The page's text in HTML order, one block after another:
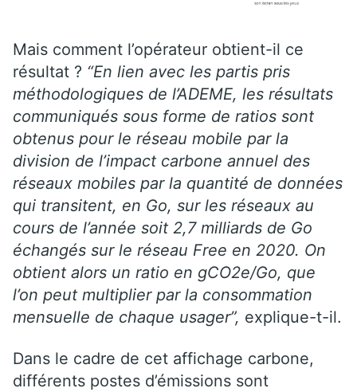
Mais comment l’opérateur obtient-il ce
résultat ? “En lien avec les partis pris
méthodologiques de l’ADEME, les résultats
communiqués sous forme de ratios sont
obtenus pour le réseau mobile par la
division de l’impact carbone annuel des
réseaux mobiles par la quantité de données
qui transitent, en Go, sur les réseaux au
cours de l’année soit 2,7 milliards de Go
échangés sur le réseau Free en 2020. On
obtient alors un ratio en gCO2e/Go, que
l’on peut multiplier par la consommation
mensuelle de chaque usager”, explique-t-il.
Dans le cadre de cet affichage carbone,
différents postes d’émissions sont